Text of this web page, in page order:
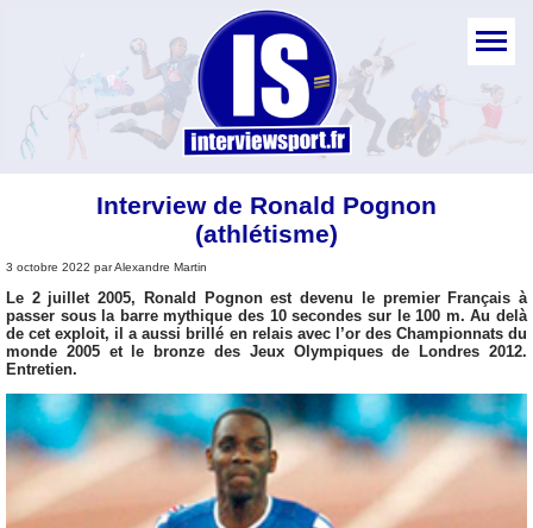
Interview de Ronald Pognon
(athlétisme)
3 octobre 2022 par Alexandre Martin
Le 2 juillet 2005, Ronald Pognon est devenu le premier Français à
passer sous la barre mythique des 10 secondes sur le 100 m. Au delà
de cet exploit, il a aussi brillé en relais avec l’or des Championnats du
monde 2005 et le bronze des Jeux Olympiques de Londres 2012.
Entretien.